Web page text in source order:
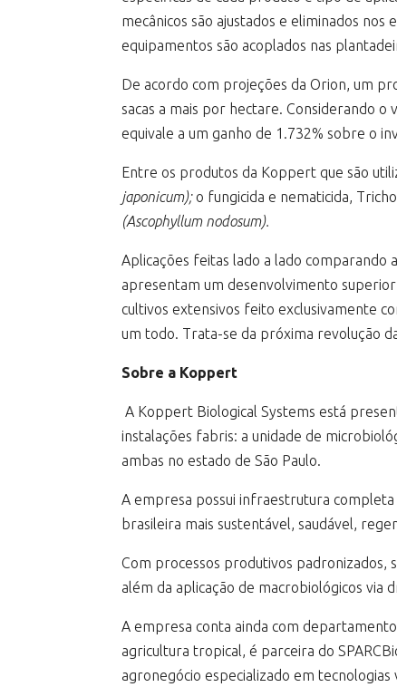
mecânicos são ajustados e eliminados
equipamentos são acoplados nas
De acordo com projeções da Orion, um
sacas a mais por hectare. Considerando
equivale a um ganho de 1.732% sobre o
Entre os produtos da Koppert que são
japonicum);o fungicida e nematicida,
(Ascophyllum nodosum).
Aplicações feitas lado a lado comparando
apresentam um desenvolvimento
cultivos extensivos feito exclusivamente
um todo. Trata-se da próxima revolução
Sobre a Koppert
A Koppert Biological Systems está
instalações fabris: a unidade de
ambas no estado de São Paulo.
A empresa possui infraestrutura
brasileira mais sustentável, saudável,
Com processos produtivos
além da aplicação de macrobiológicos via
A empresa conta ainda com
agricultura tropical, é parceira do
agronegócio especializado em